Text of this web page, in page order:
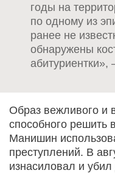
годы на
по одному из
ранее не
обнаружены
Образ вежливого и
способного решить
Манишин
преступлений. В
изнасиловал и